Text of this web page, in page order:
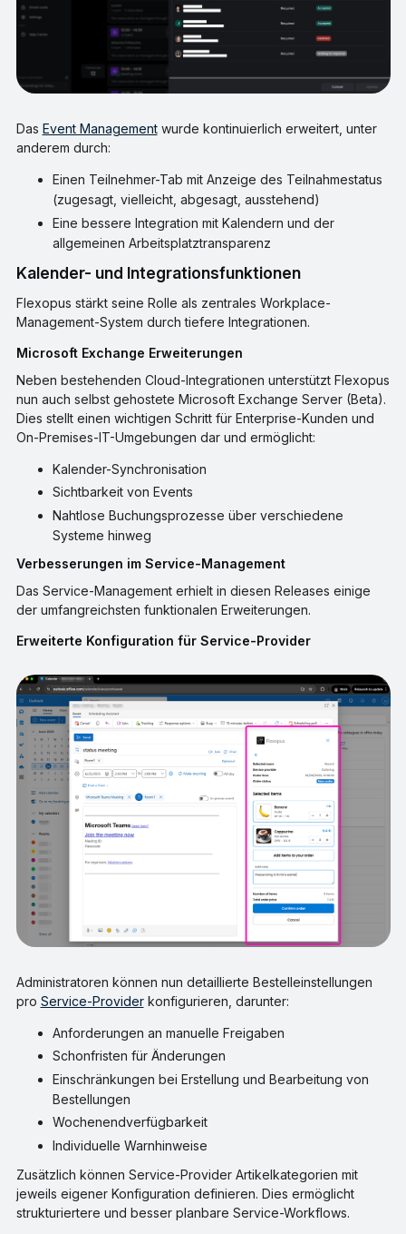
Das Event Managementwurde kontinuierlich erweitert, unter
anderem durch:
Einen Teilnehmer-Tab mit Anzeige des Teilnahmestatus
(zugesagt, vielleicht, abgesagt, ausstehend)
Eine bessere Integration mit Kalendern und der
allgemeinen Arbeitsplatztransparenz
Kalender- und Integrationsfunktionen
Flexopus stärkt seine Rolle als zentrales Workplace-
Management-System durch tiefere Integrationen.
Microsoft Exchange Erweiterungen
Neben bestehenden Cloud-Integrationen unterstützt Flexopus
nun auch selbst gehostete Microsoft Exchange Server (Beta).
Dies stellt einen wichtigen Schritt für Enterprise-Kunden und
On-Premises-IT-Umgebungen dar und ermöglicht:
Kalender-Synchronisation
Sichtbarkeit von Events
Nahtlose Buchungsprozesse über verschiedene
Systeme hinweg
Verbesserungen im Service-Management
Das Service-Management erhielt in diesen Releases einige
der umfangreichsten funktionalen Erweiterungen.
Erweiterte Konfiguration für Service-Provider
Administratoren können nun detaillierte Bestelleinstellungen
pro Service-Providerkonfigurieren, darunter:
Anforderungen an manuelle Freigaben
Schonfristen für Änderungen
Einschränkungen bei Erstellung und Bearbeitung von
Bestellungen
Wochenendverfügbarkeit
Individuelle Warnhinweise
Zusätzlich können Service-Provider Artikelkategorien mit
jeweils eigener Konfiguration definieren. Dies ermöglicht
strukturiertere und besser planbare Service-Workflows.